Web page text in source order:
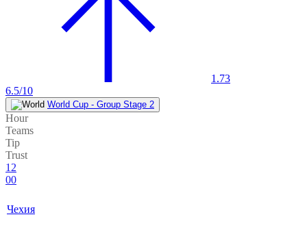
1.73
6.5/10
World Cup - Group Stage 2
Hour
Teams
Tip
Trust
12
00
Чехия